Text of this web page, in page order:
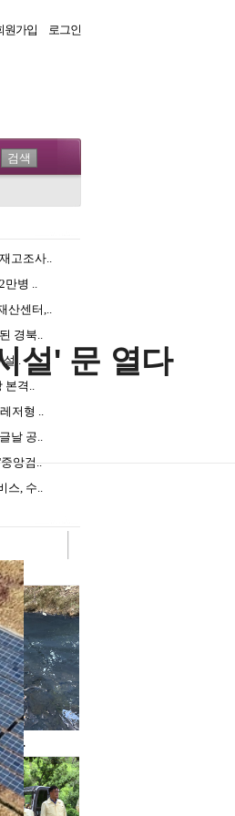
원가입 로그인
설' 문 열다
고조사..
만병 ..
산센터,..
경북..
설..
본격..
저형 ..
날 공..
앙검..
스, 수..